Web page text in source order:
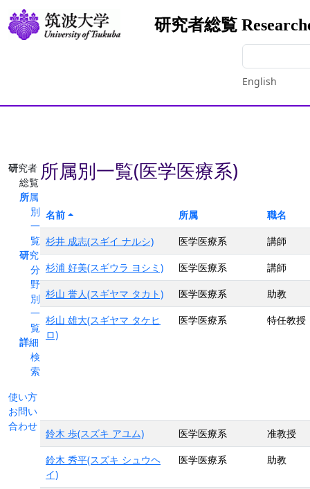
研究者総覧
English
研究者
総覧
所属
別
一
覧
研究
分
野
別
一
覧
詳細
検
索
使い方
お問い
合わせ
所属別一覧(医学医療系)
名前 所属
職名
杉井 成志(スギイ ナルシ)
医学医療系
講師
杉浦 好美(スギウラ ヨシミ)
医学医療系
講師
杉山 誉人(スギヤマ タカト)
医学医療系
助教
杉山 雄大(スギヤマ タケヒ
ロ)
医学医療系 特任教授
鈴木 歩(スズキ アユム) 医学医療系
准教授
鈴木 秀平(スズキ シュウヘ
イ)
医学医療系 助教